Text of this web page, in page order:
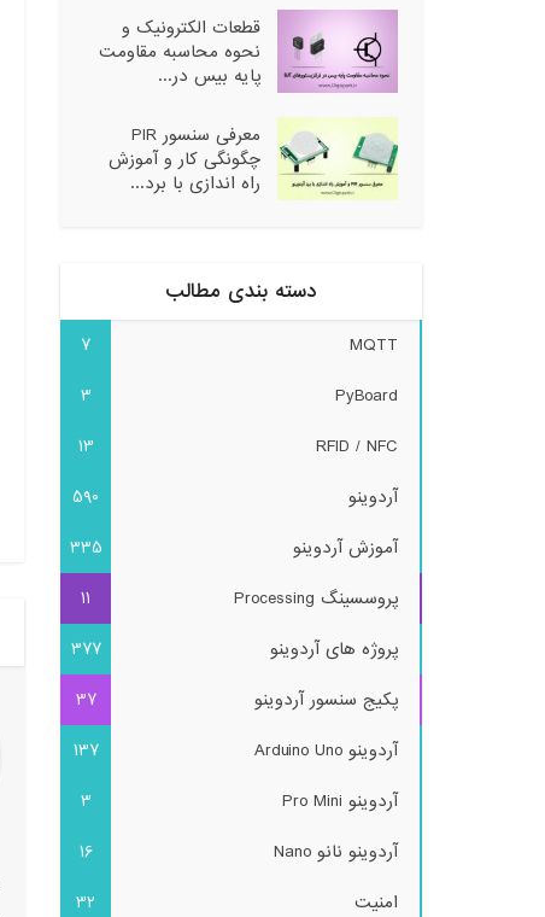
قطعات الکترونیک و
نحوه محاسبه مقاومت
پایه بیس در...
معرفی سنسور PIR
چگونگی کار و آموزش
راه اندازی با برد...
دسته بندی مطالب
MQTT
7
PyBoard
3
RFID / NFC
13
آردوینو
590
آموزش آردوینو
335
پروسسینگ Processing
11
پروژه های آردوینو
377
پکیج سنسور آردوینو
37
آردوینو Arduino Uno
137
آردوینو Pro Mini
3
آردوینو نانو Nano
16
امنیت
32